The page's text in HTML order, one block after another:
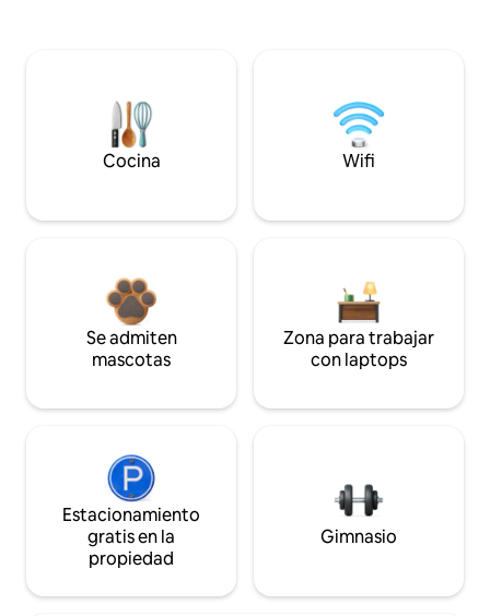
Cocina Wifi
Se admiten
mascotas
Zona para trabajar
con laptops
Estacionamiento
gratis en la
propiedad
Gimnasio